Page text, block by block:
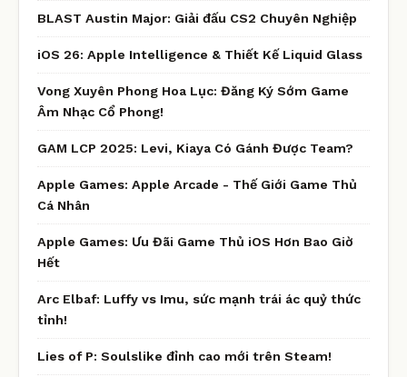
BLAST Austin Major: Giải đấu CS2 Chuyên Nghiệp
iOS 26: Apple Intelligence & Thiết Kế Liquid Glass
Vong Xuyên Phong Hoa Lục: Đăng Ký Sớm Game
Âm Nhạc Cổ Phong!
GAM LCP 2025: Levi, Kiaya Có Gánh Được Team?
Apple Games: Apple Arcade - Thế Giới Game Thủ
Cá Nhân
Apple Games: Ưu Đãi Game Thủ iOS Hơn Bao Giờ
Hết
Arc Elbaf: Luffy vs Imu, sức mạnh trái ác quỷ thức
tỉnh!
Lies of P: Soulslike đỉnh cao mới trên Steam!